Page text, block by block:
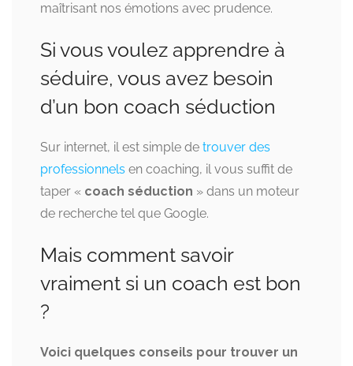
maîtrisant nos émotions avec prudence.
Si vous voulez apprendre à
séduire, vous avez besoin
d’un bon coach séduction
Sur internet, il est simple de trouver des
professionnels en coaching, il vous suffit de
taper « coach séduction » dans un moteur
de recherche tel que Google.
Mais comment savoir
vraiment si un coach est bon
?
Voici quelques conseils pour trouver un